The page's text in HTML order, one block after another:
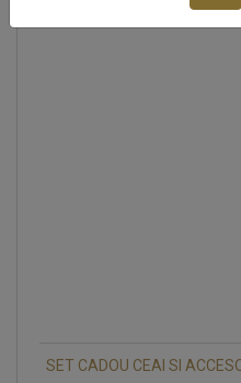
SET CADOU CEAI SI